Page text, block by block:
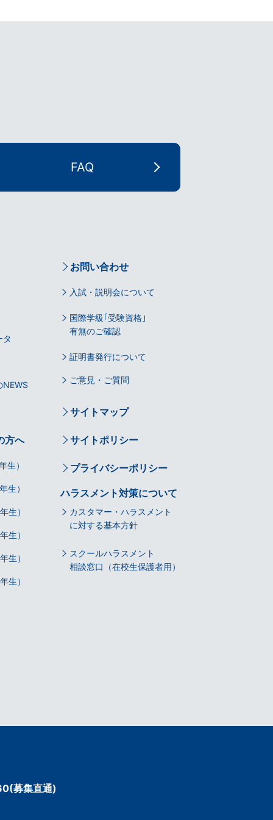
FAQ
タ
NEWS
方へ
生）
生）
生）
生）
生）
生）
お問い合わせ
入試・説明会について
国際学級｢受験資格｣
有無のご確認
証明書発行について
ご意見・ご質問
サイトマップ
サイトポリシー
プライバシーポリシー
ハラスメント対策について
カスタマー・ハラスメント
に対する基本方針
スクールハラスメント
相談窓口（在校生保護者用）
(募集直通)